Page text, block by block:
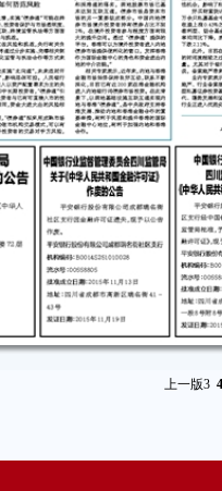
上一版3 4